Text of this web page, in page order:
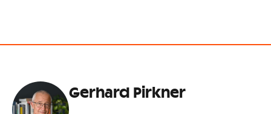
Gerhard Pirkner